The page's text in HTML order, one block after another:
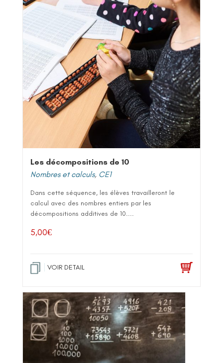
Les décompositions de 10
Nombres et calculs, CE1
Dans cette séquence, les élèves travailleront le
calcul avec des nombres entiers par les
décompositions additives de 10....
5,00€
VOIR DETAIL